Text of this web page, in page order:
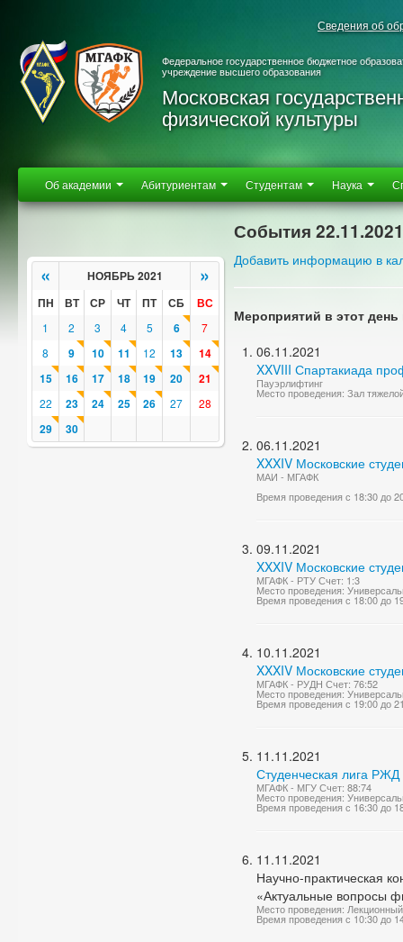
Сведения об
Федеральное государственное бюджетное
учреждение высшего образования
Московская
физической культуры
Об академии Абитуриентам Студентам Наука
« НОЯБРЬ 2021 »
ПН ВТ СР ЧТ ПТ СБ ВС
1 2 3 4 5 6
7
8
9 10 11 12 13
14
15
16 17 18 19 20 21
22 23 24 25 26 27 28
29 30
События 22.11.2021
Добавить информацию в
Мероприятий в этот день
06.11.2021
XXVIII Спартакиада
Пауэрлифтинг
Место проведения: Зал
06.11.2021
XXXIV Московские
МАИ - МГАФК
Время проведения с 18:30 до
09.11.2021
XXXIV Московские
МГАФК - РТУ Счет: 1:3
Место проведения:
Время проведения с 18:00 до
10.11.2021
XXXIV Московские
МГАФК - РУДН Счет: 76:52
Место проведения:
Время проведения с 19:00 до
11.11.2021
Студенческая лига
МГАФК - МГУ Счет: 88:74
Место проведения:
Время проведения с 16:30 до
11.11.2021
Научно-практическая
«Актуальные вопросы
Место проведения:
Время проведения с 10:30 до